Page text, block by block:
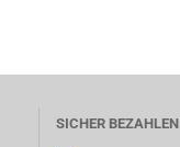
SICHER BEZAHLEN